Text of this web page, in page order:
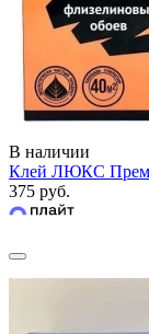
В наличии
Клей ЛЮКС
375 руб.